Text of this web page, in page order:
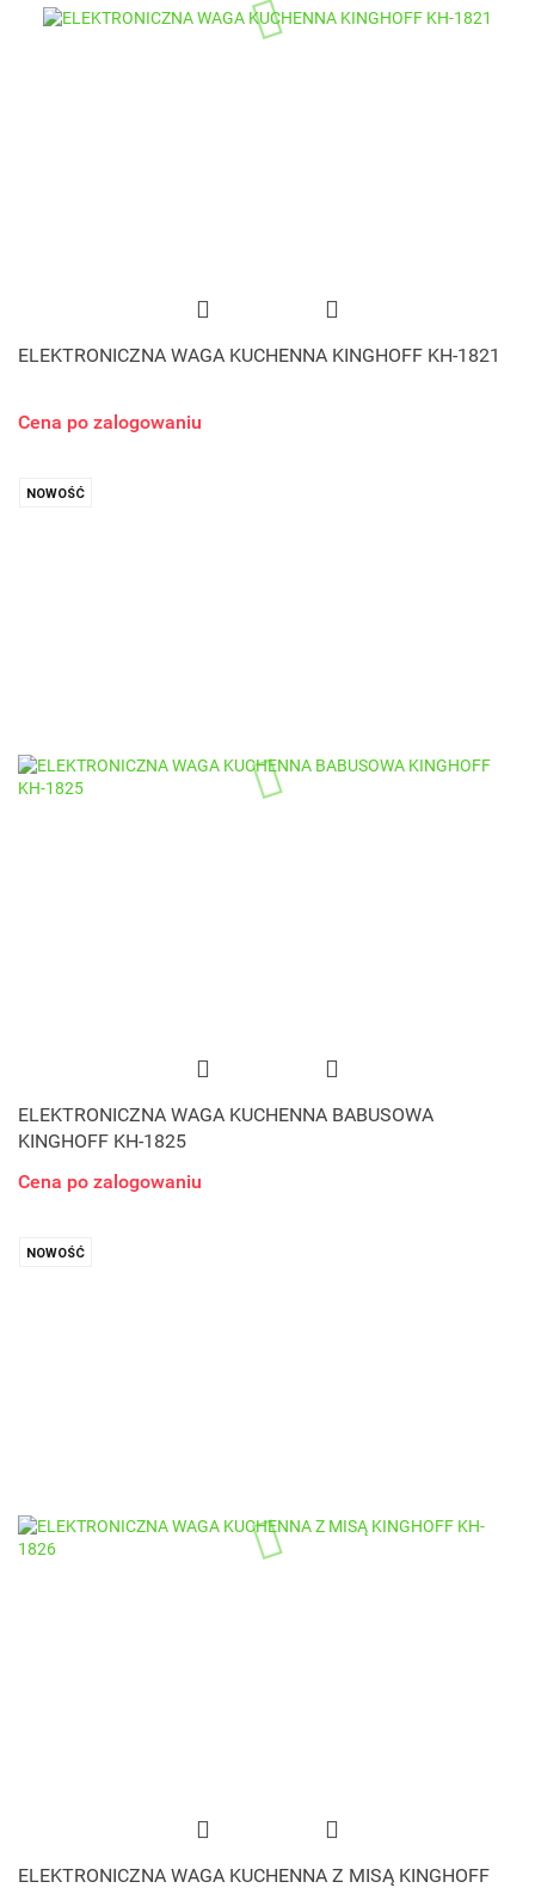
ELEKTRONICZNA WAGA KUCHENNA KINGHOFF KH-1821
Cena po zalogowaniu
NOWOŚĆ
ELEKTRONICZNA WAGA KUCHENNA BABUSOWA
KINGHOFF KH-1825
Cena po zalogowaniu
NOWOŚĆ
ELEKTRONICZNA WAGA KUCHENNA Z MISĄ KINGHOFF